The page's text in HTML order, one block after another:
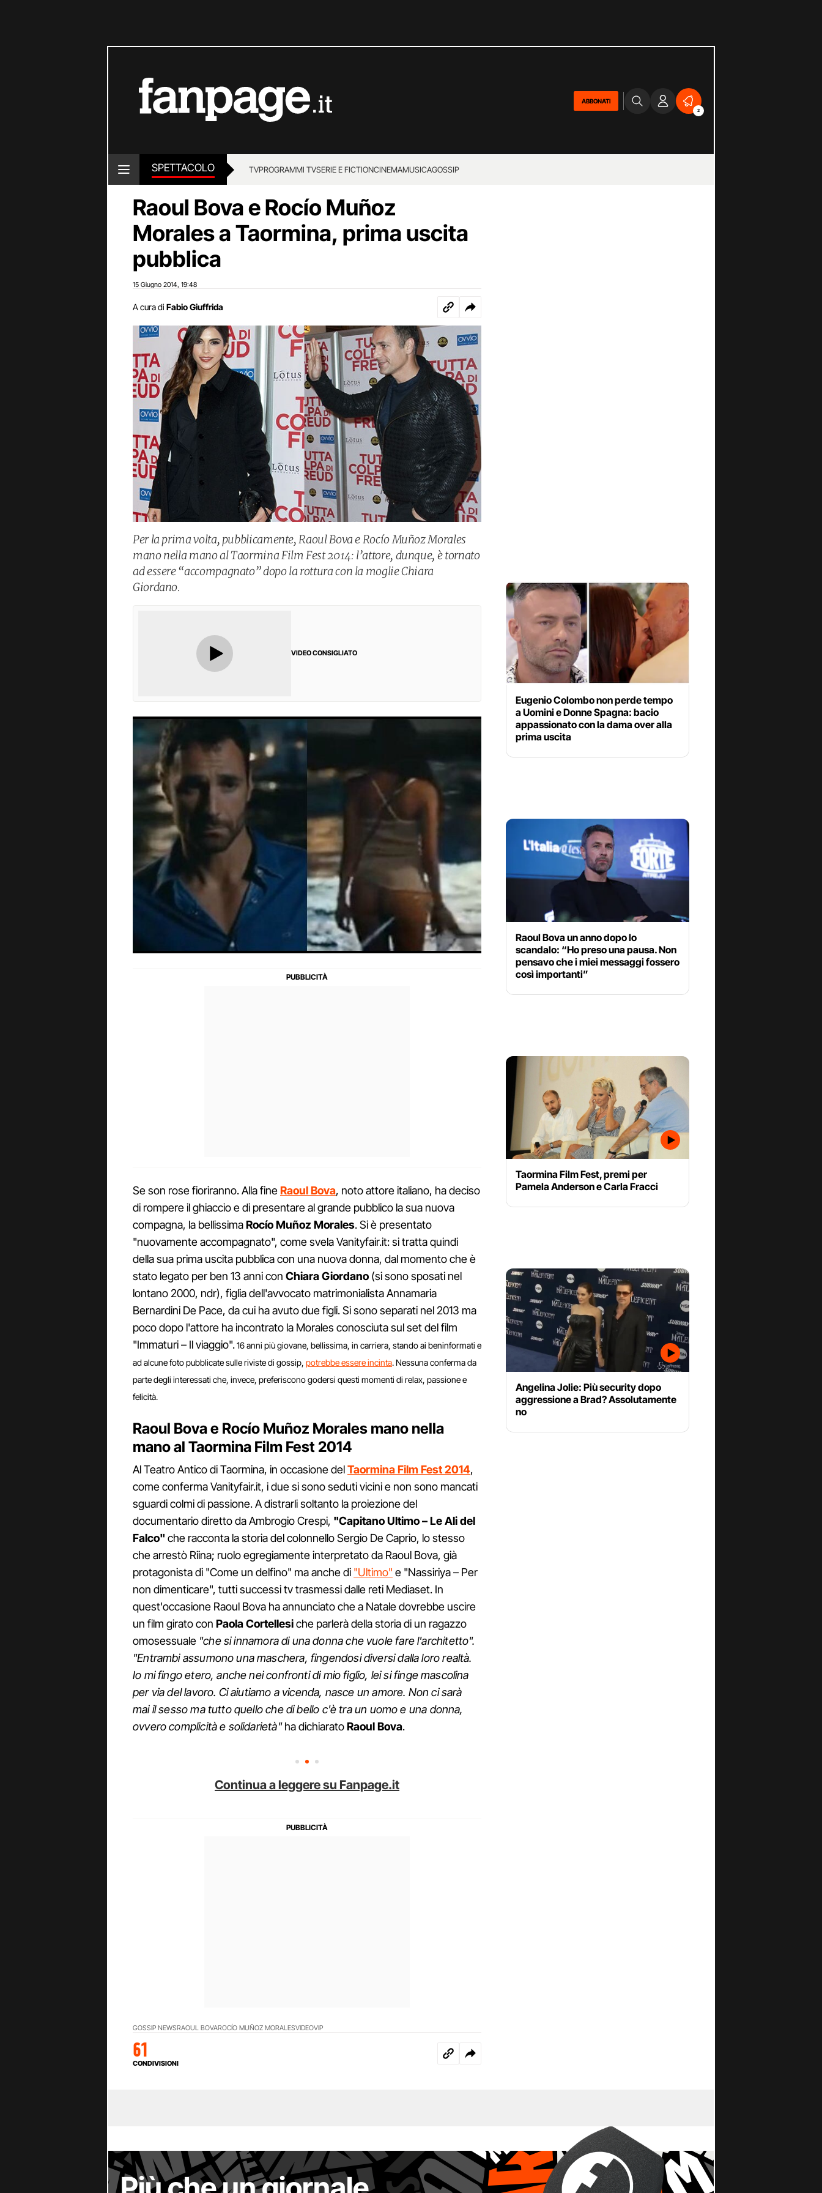
ABBONATI
2
SPETTACOLO TVPROGRAMMI TVSERIE E FICTIONCINEMAMUSICAGOSSIP
Raoul Bova e Rocío Muñoz
Morales a Taormina, prima uscita
pubblica
15 Giugno 2014 19:48
A cura di Fabio Giuffrida
Per la prima volta, pubblicamente, Raoul Bova e Rocío Muñoz Morales
mano nella mano al Taormina Film Fest 2014: l’attore, dunque, è tornato
ad essere “accompagnato” dopo la rottura con la moglie Chiara
Giordano.
VIDEO CONSIGLIATO
Se son rose fioriranno. Alla fineRaoul Bova, noto attore italiano, ha deciso
di rompere il ghiaccio e di presentare al grande pubblico la sua nuova
compagna, la bellissimaRocío Muñoz Morales. Si è presentato
"nuovamente accompagnato", come svela Vanityfair.it: si tratta quindi
della sua prima uscita pubblica con una nuova donna, dal momento che è
stato legato per ben 13 anni con Chiara Giordano (si sono sposati nel
lontano 2000, ndr), figlia dell'avvocato matrimonialista Annamaria
Bernardini De Pace, da cui ha avuto due figli. Si sono separati nel 2013 ma
poco dopo l'attore ha incontrato la Morales conosciuta sul set del film
"Immaturi – Il viaggio".16 anni più giovane, bellissima, in carriera, stando ai beninformati e
ad alcune foto pubblicate sulle riviste di gossip, potrebbe essere incinta. Nessuna conferma da
parte degli interessati che, invece, preferiscono godersi questi momenti di relax, passione e
felicità.
Raoul Bova e Rocío Muñoz Morales mano nella
mano al Taormina Film Fest 2014
Al Teatro Antico di Taormina, in occasione delTaormina Film Fest 2014,
come conferma Vanityfair.it, i due si sono seduti vicini e non sono mancati
sguardi colmi di passione. A distrarli soltanto la proiezione del
documentario diretto da Ambrogio Crespi, "Capitano Ultimo – Le Ali del
Falco" che racconta la storia del colonnello Sergio De Caprio, lo stesso
che arrestò Riina; ruolo egregiamente interpretato da Raoul Bova, già
protagonista di "Come un delfino" ma anche di "Ultimo" e "Nassiriya – Per
non dimenticare", tutti successi tv trasmessi dalle reti Mediaset. In
quest'occasione Raoul Bova ha annunciato che a Natale dovrebbe uscire
un film girato con Paola Cortellesiche parlerà della storia di un ragazzo
omosessuale "che si innamora di una donna che vuole fare l'architetto".
"Entrambi assumono una maschera, fingendosi diversi dalla loro realtà.
Io mi fingo etero, anche nei confronti di mio figlio, lei si finge mascolina
per via del lavoro. Ci aiutiamo a vicenda, nasce un amore. Non ci sarà
mai il sesso ma tutto quello che di bello c'è tra un uomo e una donna,
ovvero complicità e solidarietà"ha dichiaratoRaoul Bova.
Continua a leggere su Fanpage.it
GOSSIP NEWSRAOUL BOVAROCÍO MUÑOZ MORALESVIDEOVIP
61
CONDIVISIONI
Eugenio Colombo non perde tempo
a Uomini e Donne Spagna: bacio
appassionato con la dama over alla
prima uscita
Raoul Bova un anno dopo lo
scandalo: “Ho preso una pausa. Non
pensavo che i miei messaggi fossero
così importanti”
Taormina Film Fest, premi per
Pamela Anderson e Carla Fracci
Angelina Jolie: Più security dopo
aggressione a Brad? Assolutamente
no